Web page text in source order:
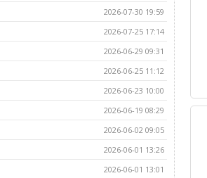
2026-07-30 19:59
2026-07-25 17:14
2026-06-29 09:31
2026-06-25 11:12
2026-06-23 10:00
2026-06-19 08:29
2026-06-02 09:05
2026-06-01 13:26
2026-06-01 13:01